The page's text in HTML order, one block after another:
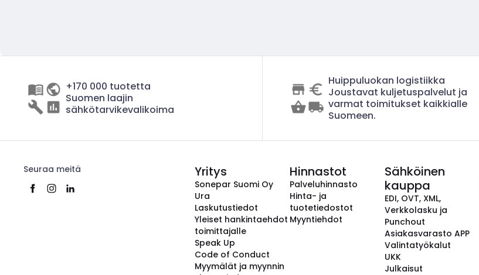
+170 000 tuotetta
Suomen laajin
sähkötarvikevalikoima
Huippuluokan logistiikka
Joustavat kuljetuspalvelut ja
varmat toimitukset kaikkialle
Suomeen.
Seuraa meitä Yritys
Sonepar Suomi Oy
Ura
Laskutustiedot
Yleiset hankintaehdot
toimittajalle
Speak Up
Code of Conduct
Myymälät ja myynnin
Hinnastot
Palveluhinnasto
Hinta- ja
tuotetiedostot
Myyntiehdot
Sähköinen
kauppa
EDI, OVT, XML,
Verkkolasku ja
Punchout
Asiakasvarasto APP
Valintatyökalut
UKK
Julkaisut